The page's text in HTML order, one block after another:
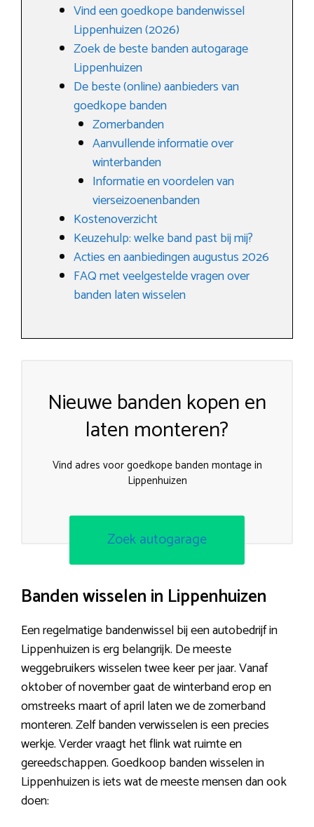
Vind een goedkope bandenwissel
Lippenhuizen (2026)
Zoek de beste banden autogarage
Lippenhuizen
De beste (online) aanbieders van
goedkope banden
Zomerbanden
Aanvullende informatie over
winterbanden
Informatie en voordelen van
vierseizoenenbanden
Kostenoverzicht
Keuzehulp: welke band past bij mij?
Acties en aanbiedingen augustus 2026
FAQ met veelgestelde vragen over
banden laten wisselen
Nieuwe banden kopen en
laten monteren?
Vind adres voor goedkope banden montage in
Lippenhuizen
Zoek autogarage
Banden wisselen in Lippenhuizen
Een regelmatige bandenwissel bij een autobedrijf in
Lippenhuizen is erg belangrijk. De meeste
weggebruikers wisselen twee keer per jaar. Vanaf
oktober of november gaat de winterband erop en
omstreeks maart of april laten we de zomerband
monteren. Zelf banden verwisselen is een precies
werkje. Verder vraagt het flink wat ruimte en
gereedschappen. Goedkoop banden wisselen in
Lippenhuizen is iets wat de meeste mensen dan ook
doen: